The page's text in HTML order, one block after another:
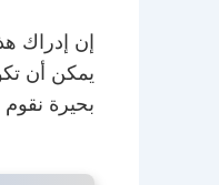
إن إدراك
يمكن أن
بحيرة نقوم